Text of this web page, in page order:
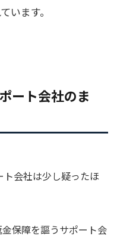
います。
ート会社のま
ト会社は少し疑ったほ
保障を謳うサポート会